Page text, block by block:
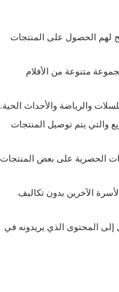
لهم الحصول على المنتجات
متنوعة من الأفلام
والرياضة والأحداث الحية.
والتي يتم توصيل المنتجات
الحصرية على بعض المنتجات
الآخرين بدون تكاليف
المحتوى الذي يريدونه في